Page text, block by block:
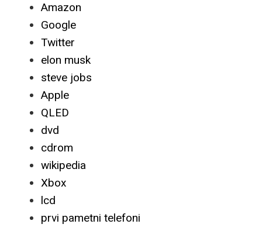
Amazon
Google
Twitter
elon musk
steve jobs
Apple
QLED
dvd
cdrom
wikipedia
Xbox
lcd
prvi pametni telefoni